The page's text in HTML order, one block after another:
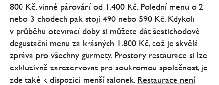
800 Kč, vinné párování od 1.400 Kč. Polední menu o 2
nebo 3 chodech pak stojí 490 nebo 590 Kč. Kdykoli
v průběhu otevírací doby si můžete dát šestichodové
degustační menu za krásných 1.800 Kč, což je skvělá
zpráva pro všechny gurmety. Prostory restaurace si lze
exkluzivně zarezervovat pro soukromou společnost, je
zde také k dispozici menší salonek. Restaurace není